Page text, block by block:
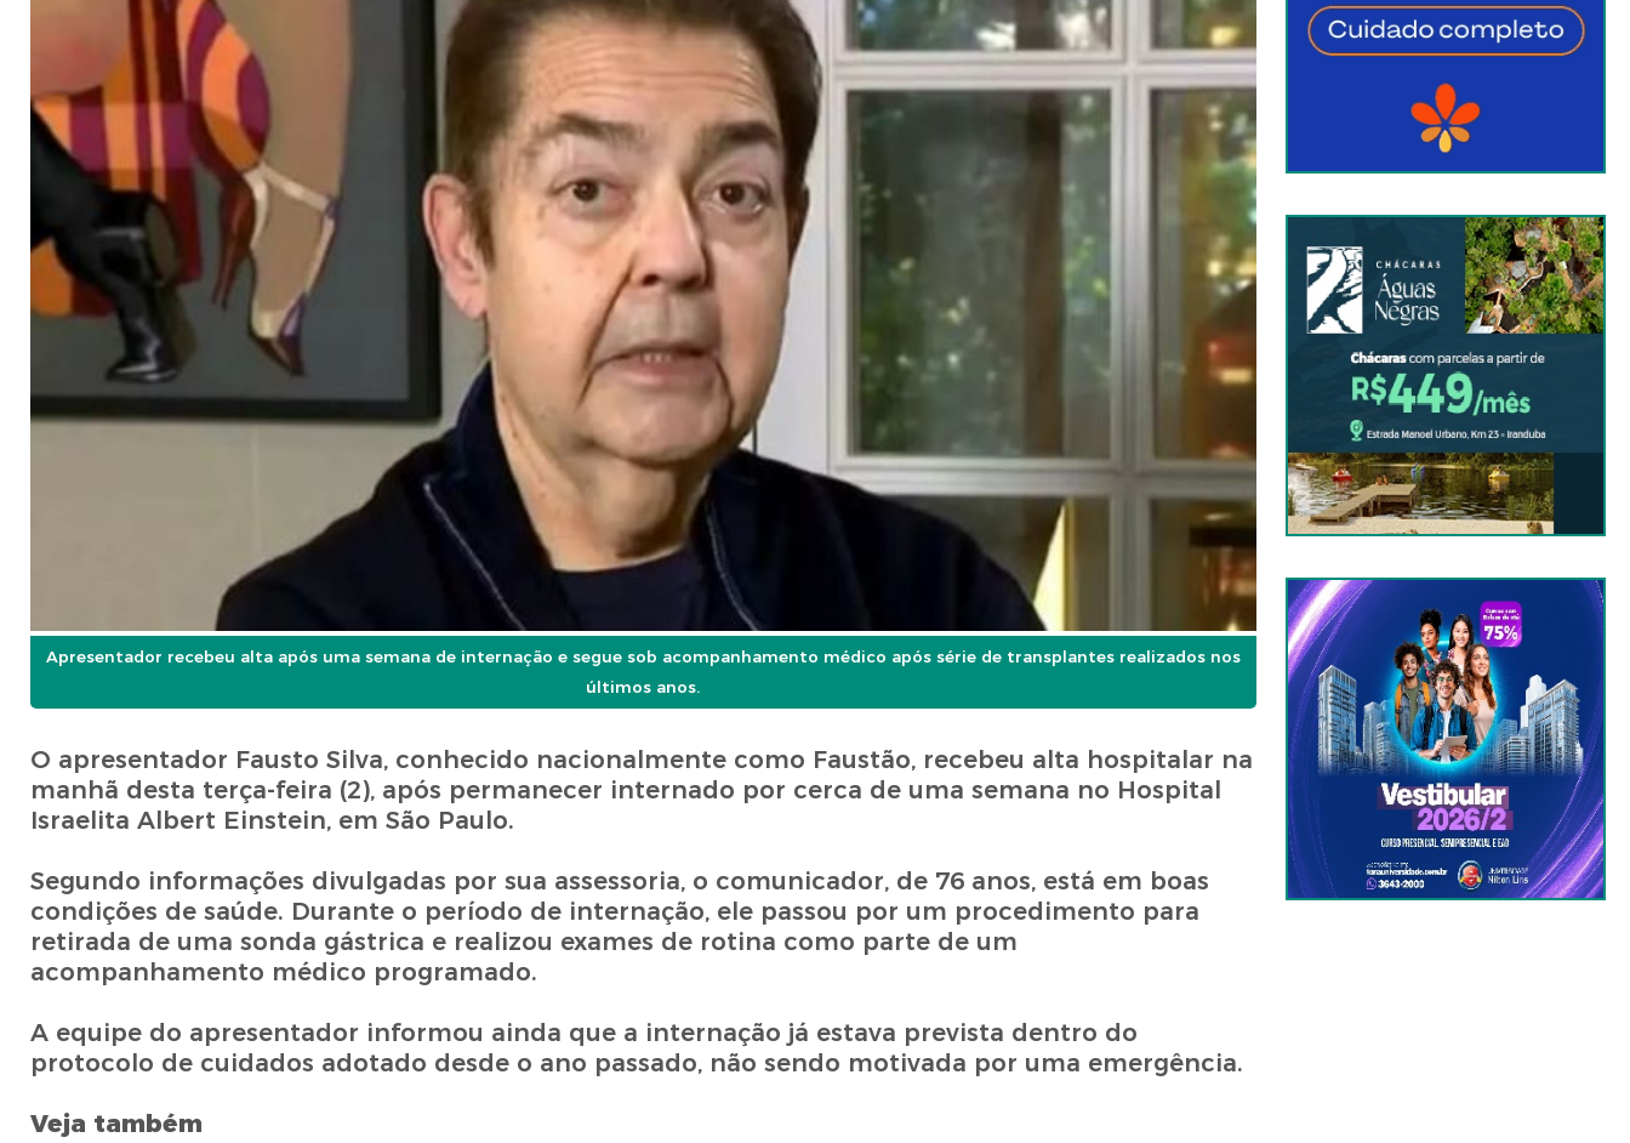
Apresentador recebeu alta após uma semana de internação e segue sob acompanhamento médico após série de transplantes realizados nos
últimos anos.
O apresentador Fausto Silva, conhecido nacionalmente como Faustão, recebeu alta hospitalar na
manhã desta terça-feira (2), após permanecer internado por cerca de uma semana no Hospital
Israelita Albert Einstein, em São Paulo.
Segundo informações divulgadas por sua assessoria, o comunicador, de 76 anos, está em boas
condições de saúde. Durante o período de internação, ele passou por um procedimento para
retirada de uma sonda gástrica e realizou exames de rotina como parte de um
acompanhamento médico programado.
A equipe do apresentador informou ainda que a internação já estava prevista dentro do
protocolo de cuidados adotado desde o ano passado, não sendo motivada por uma emergência.
Veja também